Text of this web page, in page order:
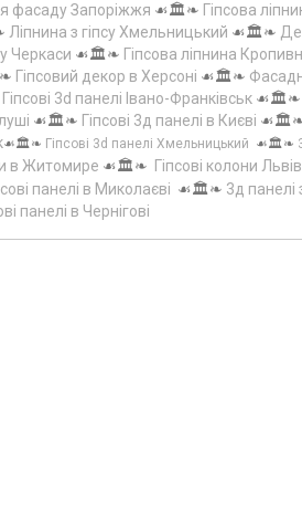
фасаду Запоріжжя ☙🏛️❧ Гіпсова
Ліпнина з гіпсу Хмельницький ☙🏛️❧
Черкаси ☙🏛️❧ Гіпсова ліпнина
Гіпсовий декор в Херсоні ☙🏛️❧
Гіпсові 3d панелі Івано-Франківськ ☙🏛️❧
☙🏛️❧ Гіпсові 3д панелі в Києві
☙🏛️❧ Гіпсові 3d панелі Хмельницький ☙🏛️❧
в Житомире ☙🏛️❧ Гіпсові колони Львів
панелі в Миколаєві ☙🏛️❧ 3д панелі
панелі в Чернігові